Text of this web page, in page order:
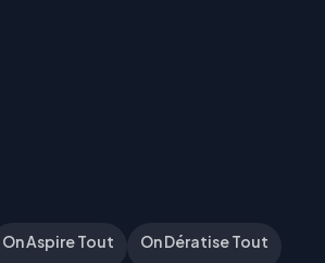
On Aspire Tout On Dératise Tout